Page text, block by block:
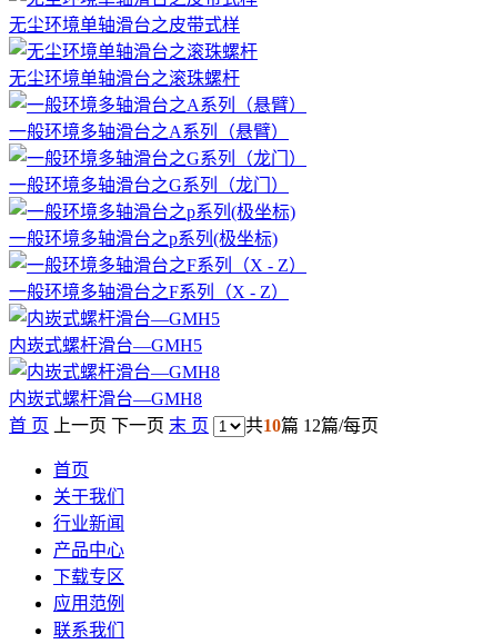
无尘环境单轴滑台之皮带式样
无尘环境单轴滑台之滚珠螺杆
一般环境多轴滑台之A系列（悬臂）
一般环境多轴滑台之G系列（龙门）
一般环境多轴滑台之p系列(极坐标)
一般环境多轴滑台之F系列（X - Z）
内崁式螺杆滑台—GMH5
内崁式螺杆滑台—GMH8
首 页
上一页 下一页 末 页 共10篇 12篇/每页
首页
关于我们
行业新闻
产品中心
下载专区
应用范例
联系我们